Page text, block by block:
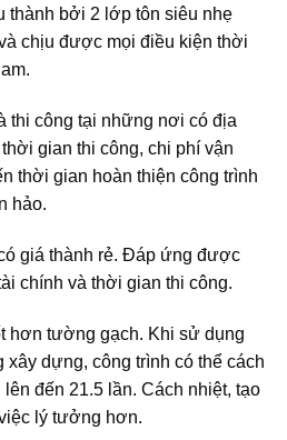
thành bởi 2 lớp tôn siêu nhẹ
chịu được mọi điều kiện thời
thi công tại những nơi có địa
gian thi công, chi phí vận
thời gian hoàn thiện công trình
hảo.
giá thành rẻ. Đáp ứng được
chính và thời gian thi công.
hơn tường gạch. Khi sử dụng
xây dựng, công trình có thể cách
đến 21.5 lần. Cách nhiệt, tạo
lý tưởng hơn.